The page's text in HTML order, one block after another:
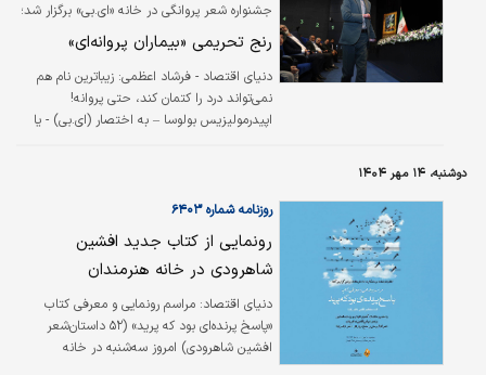
جشنواره شعر پروانگی در خانه «ای.بی» برگزار شد؛
رنج تحریمی «بیماران پروانه‌ای»
دنیای اقتصاد - فرشاد اعظمی: زیباترین نام هم
نمی‌تواند درد را کتمان کند، حتی پروانه!
اپیدرمولیزیس بولوسا – به اختصار (ای.بی) - یا
آن‌چنان شکننده و آسیب‌پذیر می‌شود که حتی از
می‌تواند زمینه‌ساز برخی ناهنجاری‌های روانی و
رفتاری شود؛ چراکه بیماران از دوران کودکی به سبب
این بیماری کمتر در آغوش گرفته شده و خودشان را
در معرض کمبود عاطفه از جانب اطرافیان تصور
می…
دوشنبه، ۱۴ مهر ۱۴۰۴
روزنامه شماره ۶۴۰۳
رونمایی از کتاب جدید افشین
شاهرودی در خانه هنرمندان
دنیای اقتصاد: مراسم رونمایی و معرفی کتاب
«پاسخ پرنده‌ای بود که پرید» (۵۲ داستان‌شعر
افشین شاهرودی) امروز سه‌شنبه در خانه